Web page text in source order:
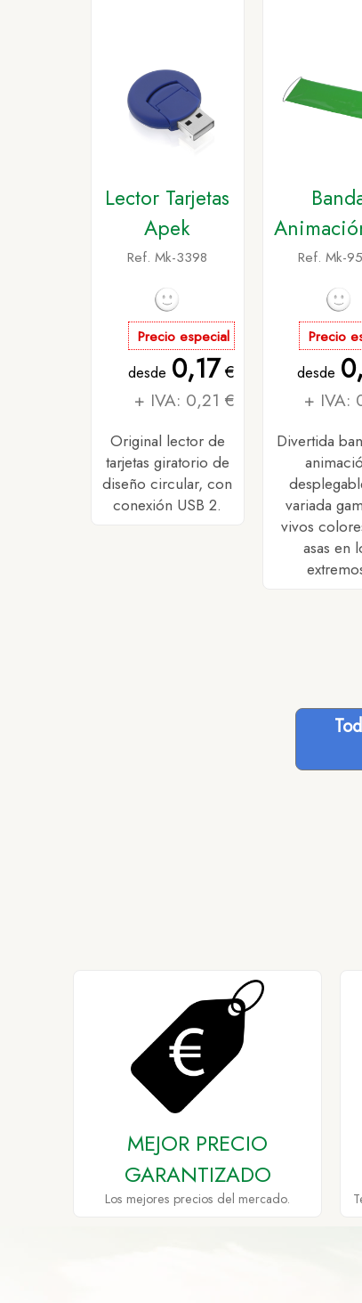
Lector Tarjetas
Apek
Ref. Mk-3398
Precio especial
desde 0,17 €
+ IVA: 0,21 €
Original lector de
tarjetas giratorio de
diseño circular, con
conexión USB 2.
Ref. Mk-
Precio
desde
+ IVA:
Divertida
variada
vivos
asas en
MEJOR PRECIO
GARANTIZADO
Los mejores precios del mercado.